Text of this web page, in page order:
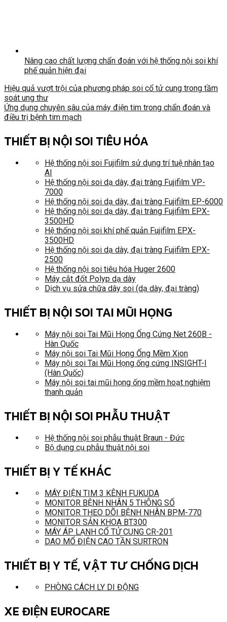
Nâng cao chất lượng chẩn đoán với hệ thống nội soi khí
phế quản hiện đại
Hiệu quả vượt trội của phương pháp soi cổ tử cung trong tầm
soát ung thư
Ứng dụng chuyên sâu của máy điện tim trong chẩn đoán và
điều trị bệnh tim mạch
THIẾT BỊ NỘI SOI TIÊU HÓA
Hệ thống nội soi Fujifilm sử dụng trí tuệ nhân tạo
AI
Hệ thống nội soi dạ dày, đại tràng Fujifilm VP-
7000
Hệ thống nội soi dạ dày, đại tràng Fujifilm EP-6000
Hệ thống nội soi dạ dày, đại tràng Fujifilm EPX-
3500HD
Hệ thống nội soi khí phế quản Fujifilm EPX-
3500HD
Hệ thống nội soi dạ dày, đại tràng Fujifilm EPX-
2500
Hệ thống nội soi tiêu hóa Huger 2600
Máy cắt đốt Polyp dạ dày
Dịch vụ sửa chữa dây soi (dạ dày, đại tràng)
THIẾT BỊ NỘI SOI TAI MŨI HỌNG
Máy nội soi Tai Mũi Họng Ống Cứng Net 260B -
Hàn Quốc
Máy nội soi Tai Mũi Họng Ống Mềm Xion
Máy nội soi Tai Mũi Họng ống cứng INSIGHT-I
(Hàn Quốc)
Máy nội soi tai mũi họng ống mềm hoạt nghiệm
thanh quản
THIẾT BỊ NỘI SOI PHẪU THUẬT
Hệ thống nội soi phẫu thuật Braun - Đức
Bộ dụng cụ phẫu thuật nội soi
THIẾT BỊ Y TẾ KHÁC
MÁY ĐIỆN TIM 3 KÊNH FUKUDA
MONITOR BỆNH NHÂN 5 THÔNG SỐ
MONITOR THEO DÕI BỆNH NHÂN BPM-770
MONITOR SẢN KHOA BT300
MÁY ÁP LẠNH CỔ TỬ CUNG CR-201
DAO MỔ ĐIỆN CAO TẦN SURTRON
THIẾT BỊ Y TẾ, VẬT TƯ CHỐNG DỊCH
PHÒNG CÁCH LY DI ĐỘNG
XE ĐIỆN EUROCARE